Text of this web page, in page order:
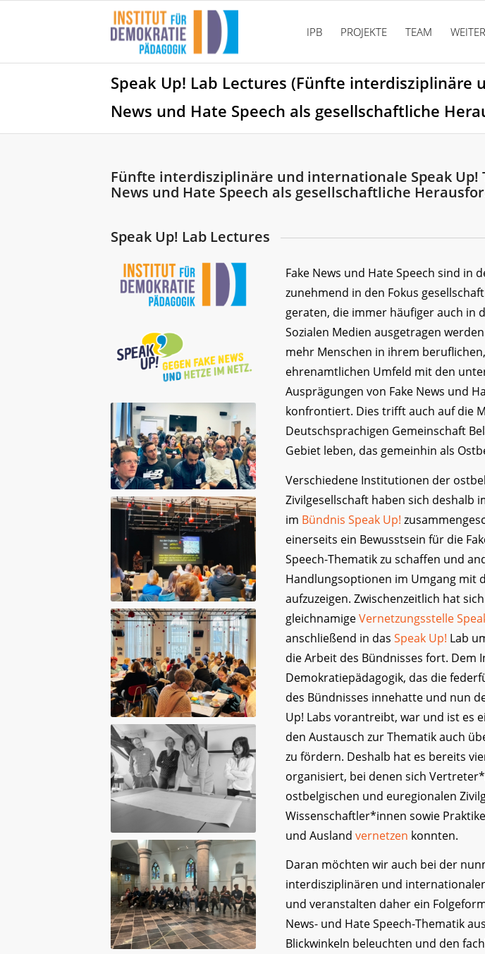
IPB PROJEKTE TEAM
Speak Up! Lab Lectures (Fünfte interdisziplinäre
News und Hate Speech als gesellschaftliche
Fünfte interdisziplinäre und internationale Speak Up!
News und Hate Speech als gesellschaftliche
Speak Up! Lab Lectures
Fake News und Hate Speech sind in
zunehmend in den Fokus
geraten, die immer häufiger auch in
Sozialen Medien ausgetragen
mehr Menschen in ihrem
ehrenamtlichen Umfeld mit den
Ausprägungen von Fake News und
konfrontiert. Dies trifft auch auf die
Deutschsprachigen Gemeinschaft
Gebiet leben, das gemeinhin als
Verschiedene Institutionen der
Zivilgesellschaft haben sich deshalb
im Bündnis Speak Up!
einerseits ein Bewusstsein für die
Speech-Thematik zu schaffen und
Handlungsoptionen im Umgang mit
aufzuzeigen. Zwischenzeitlich hat
gleichnamigeVernetzungsstelle
anschließend in das Speak Up! Lab
die Arbeit des Bündnisses fort. Dem
Demokratiepädagogik, das die
des Bündnisses innehatte und nun
Up! Labs vorantreibt, war und ist es
den Austausch zur Thematik auch
zu fördern. Deshalb hat es bereits
organisiert, bei denen sich
ostbelgischen und euregionalen
Wissenschaftler*innen sowie
und Ausland vernetzen konnten.
Daran möchten wir auch bei der
interdisziplinären und
und veranstalten daher ein
News- und Hate Speech-Thematik
Blickwinkeln beleuchten und den